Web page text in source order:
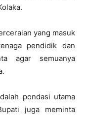
yang masuk
pendidik dan
agar semuanya
pondasi utama
juga meminta